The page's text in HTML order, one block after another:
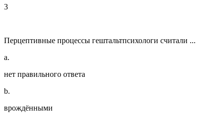
3
Перцептивные процессы гештальтпсихологи считали ...
a.
нет правильного ответа
b.
врождёнными